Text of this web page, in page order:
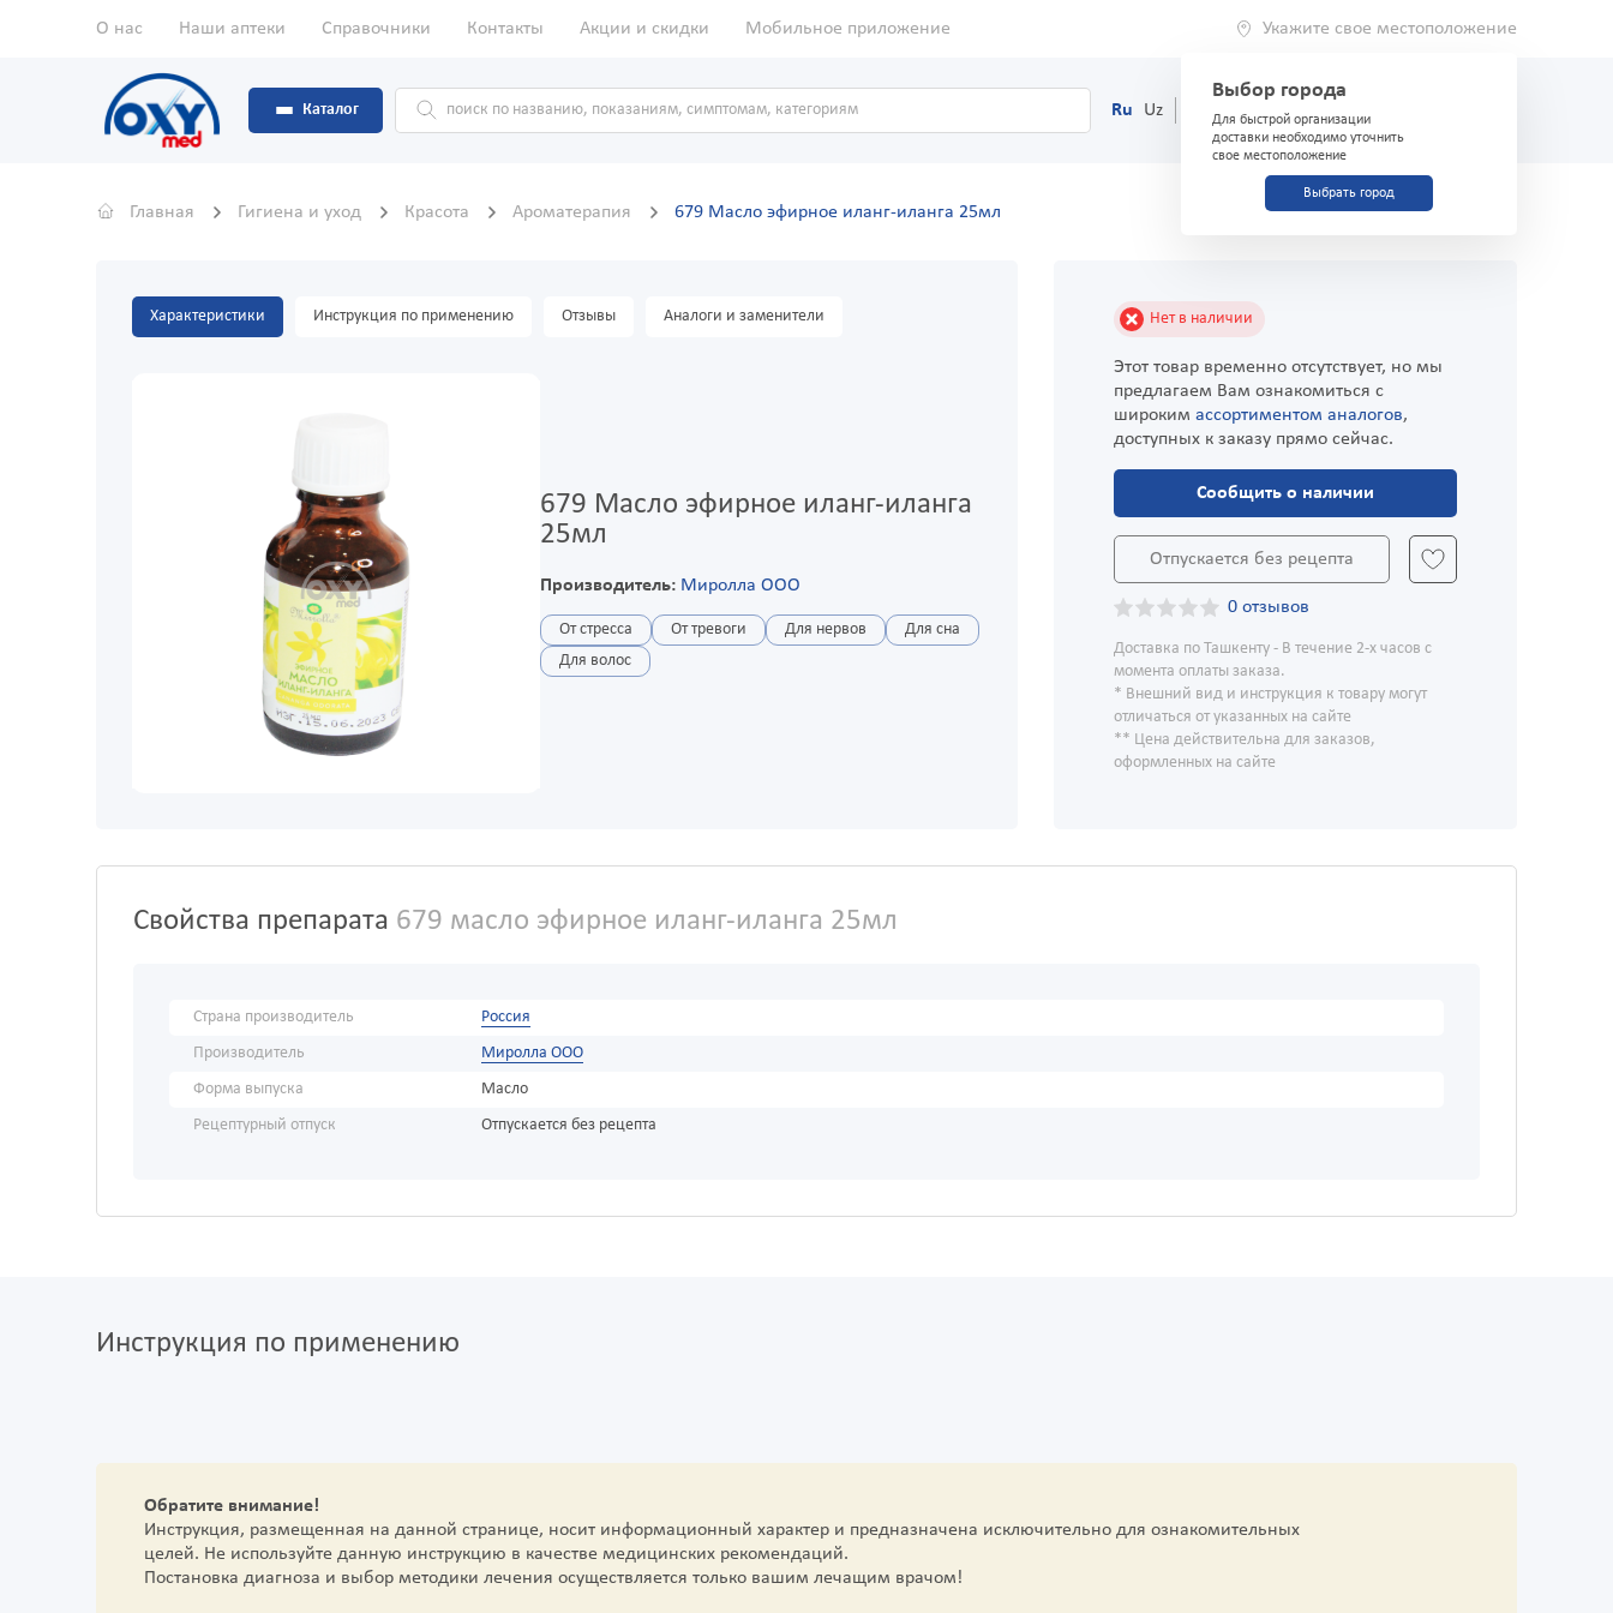
О нас Наши аптеки Справочники Контакты Акции и скидки Мобильное приложение Укажите свое местоположение
Выбор города
Для быстрой организации
доставки необходимо уточнить
свое местоположение
Выбрать город
Каталог Ru Uz (71) 200-03-03
Главная Гигиена и уход Красота Ароматерапия 679 Масло эфирное иланг-иланга 25мл
Характеристики Инструкция по применению Отзывы Аналоги и заменители
679 Масло эфирное иланг-иланга
25мл
Производитель: Миролла ООО
От стресса От тревоги Для нервов
Для сна
Для волос
Нет в наличии
Этот товар временно отсутствует, но мы
предлагаем Вам ознакомиться с
широким ассортиментом аналогов,
доступных к заказу прямо сейчас.
Сообщить о наличии
Отпускается без рецепта
0 отзывов
Доставка по Ташкенту - В течение 2-х часов с
момента оплаты заказа.
* Внешний вид и инструкция к товару могут
отличаться от указанных на сайте
** Цена действительна для заказов,
оформленных на сайте
Свойства препарата 679 масло эфирное иланг-иланга 25мл
Страна производитель
Россия
Производитель
Миролла ООО
Форма выпуска
Масло
Рецептурный отпуск
Отпускается без рецепта
Инструкция по применению
Обратите внимание!
Инструкция, размещенная на данной странице, носит информационный характер и предназначена исключительно для ознакомительных
целей. Не используйте данную инструкцию в качестве медицинских рекомендаций.
Постановка диагноза и выбор методики лечения осуществляется только вашим лечащим врачом!